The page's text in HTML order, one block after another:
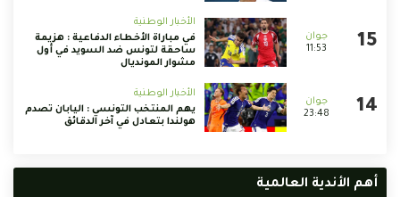
11:53
الأخبار الوطنية
في مباراة الأخطاء الدفاعية : هزيمة
ساحقة لتونس ضد السويد في أول
مشوار المونديال
23:48
الأخبار الوطنية
يهم المنتخب التونسي : اليابان تصدم
هولندا بتعادل في آخر الدقائق
أهم الأندية العالمية